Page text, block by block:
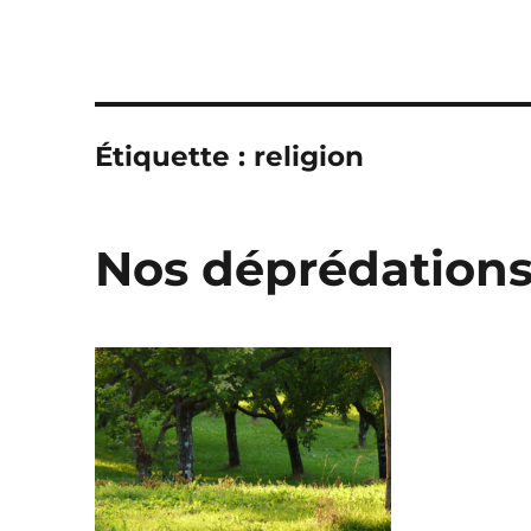
Étiquette : religion
Nos